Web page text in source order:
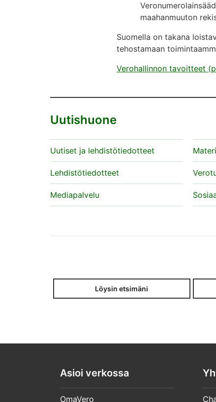
maahanmuuton
Suomella on takana
tehostamaan
Verohallinnon tavoitteet
Uutishuone
Uutiset ja lehdistötiedotteet
Lehdistötiedotteet
Mediapalvelu
Löysin etsimäni
Asioi verkossa
OmaVero